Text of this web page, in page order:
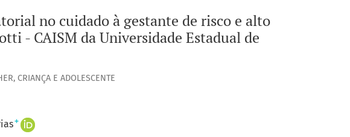
no cuidado à gestante de risco e alto
- CAISM da Universidade Estadual de
CRIANÇA E ADOLESCENTE
+